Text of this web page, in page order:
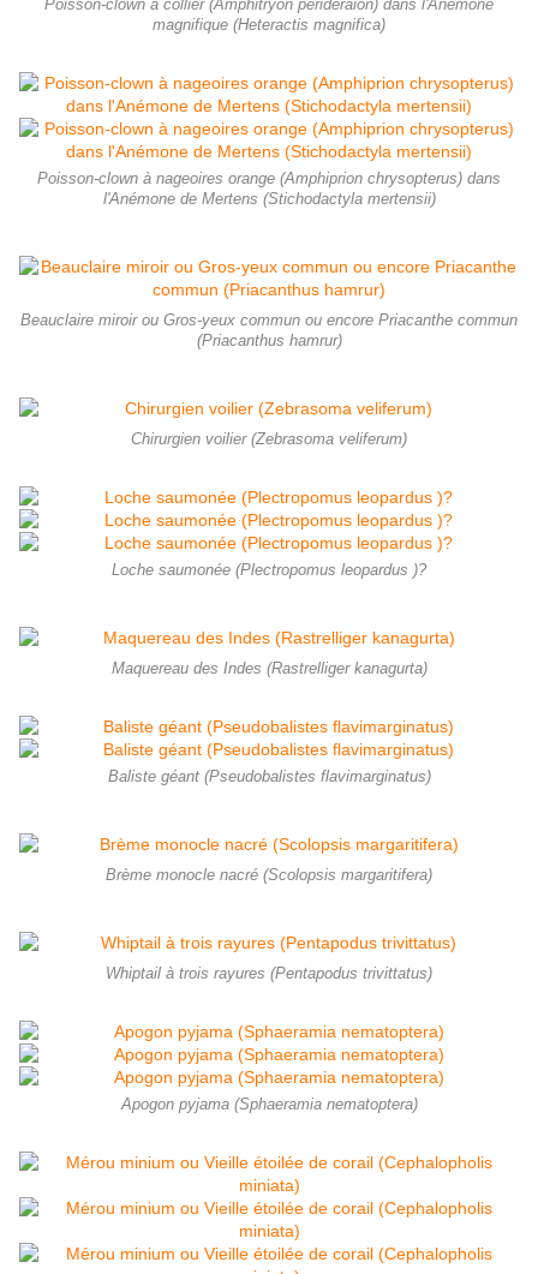
Poisson-clown à collier (Amphitryon perideraion) dans l'Anémone
magnifique (Heteractis magnifica)
Poisson-clown à nageoires orange (Amphiprion chrysopterus) dans
l'Anémone de Mertens (Stichodactyla mertensii)
Beauclaire miroir ou Gros-yeux commun ou encore Priacanthe commun
(Priacanthus hamrur)
Chirurgien voilier (Zebrasoma veliferum)
Loche saumonée (Plectropomus leopardus )?
Maquereau des Indes (Rastrelliger kanagurta)
Baliste géant (Pseudobalistes flavimarginatus)
Brème monocle nacré (Scolopsis margaritifera)
Whiptail à trois rayures (Pentapodus trivittatus)
Apogon pyjama (Sphaeramia nematoptera)